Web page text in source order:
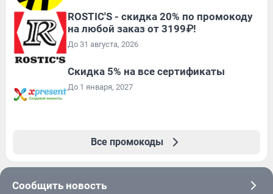
ROSTIC'S - скидка 20% по промокоду
на любой заказ от 3199₽!
До 31 августа, 2026
Скидка 5% на все сертификаты
До 1 января, 2027
Все промокоды
Сообщить новость